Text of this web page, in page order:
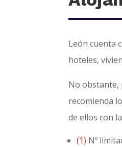
León cuenta
hoteles,
No obstante,
recomienda
de ellos con
(1) Nº